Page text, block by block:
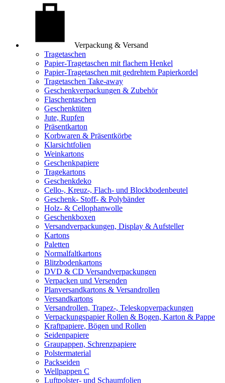
Verpackung & Versand
Tragetaschen
Papier-Tragetaschen mit flachem Henkel
Papier-Tragetaschen mit gedrehtem Papierkordel
Tragetaschen Take-away
Geschenkverpackungen & Zubehör
Flaschentaschen
Geschenktüten
Jute, Rupfen
Präsentkarton
Korbwaren & Präsentkörbe
Klarsichtfolien
Weinkartons
Geschenkpapiere
Tragekartons
Geschenkdeko
Cello-, Kreuz-, Flach- und Blockbodenbeutel
Geschenk- Stoff- & Polybänder
Holz- & Cellophanwolle
Geschenkboxen
Versandverpackungen, Display & Aufsteller
Kartons
Paletten
Normalfaltkartons
Blitzbodenkartons
DVD & CD Versandverpackungen
Verpacken und Versenden
Planversandkartons & Versandrollen
Versandkartons
Versandrollen, Trapez-, Teleskopverpackungen
Verpackungspapier Rollen & Bogen, Karton & Pappe
Kraftpapiere, Bögen und Rollen
Seidenpapiere
Graupappen, Schrenzpapiere
Polstermaterial
Packseiden
Wellpappen C
Luftpolster- und Schaumfolien